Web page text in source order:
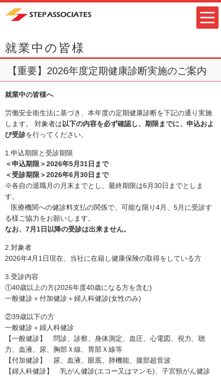
就業中の皆様
【重要】2026年度定期健康診断実施のご案内
就業中の皆様へ
労働安全衛生法に基づき、本年度の定期健康診断を下記の通り実施
します。 対象者は 以下の内容を必ず確認し、期限までに、申込およ
び受診を行ってください。
1.申込期限と受診期限
＜申込期限＞2026年5月31日まで
＜受診期限＞2026年6月30日まで
※各自の退職月の月末までとし、最終期限は6月30日までとしま
す。
医療機関への健診料支払の関係で、可能な限り4月、5月に受診す
る様ご協力をお願いします。
なお、7月1日以降の受診は出来ません。
2.対象者
2026年4月1日現在、当社に在籍し健康保険の取得をしている方
3.受診内容
①40歳以上の方(2026年度40歳になる方を含む)
一般健診＋付加健診＋婦人科健診(女性のみ)
②39歳以下の方
一般健診＋婦人科健診
【一般健診】 問診、診察、身体測定、血圧、心電図、視力、聴
力、血液、尿、胸部Ｘ線、胃部Ｘ線等
【付加健診】 尿、血液、眼底、肺機能、腹部超音波
【婦人科健診】 乳がん健診(エコー又はマンモ)、子宮頸がん健診